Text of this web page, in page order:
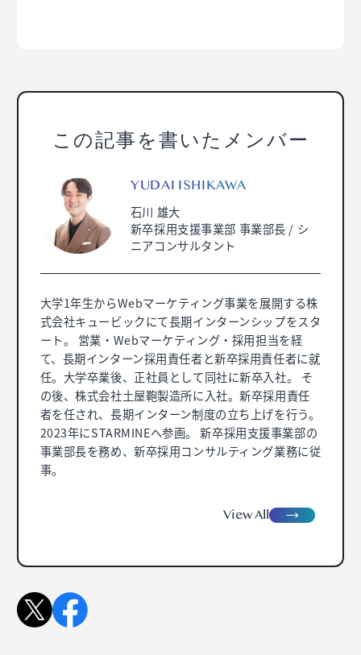
この記事を書いたメンバー
YUDAI ISHIKAWA
石川 雄大
新卒採用支援事業部 事業部長 / シ
ニアコンサルタント
大学1年生からWebマーケティング事業を展開する株
式会社キュービックにて長期インターンシップをスタ
ート。 営業・Webマーケティング・採用担当を経
て、長期インターン採用責任者と新卒採用責任者に就
任。大学卒業後、正社員として同社に新卒入社。 そ
の後、株式会社土屋鞄製造所に入社。新卒採用責任
者を任され、長期インターン制度の立ち上げを行う。
2023年にSTARMINEへ参画。 新卒採用支援事業部の
事業部長を務め、新卒採用コンサルティング業務に従
事。
viewAll